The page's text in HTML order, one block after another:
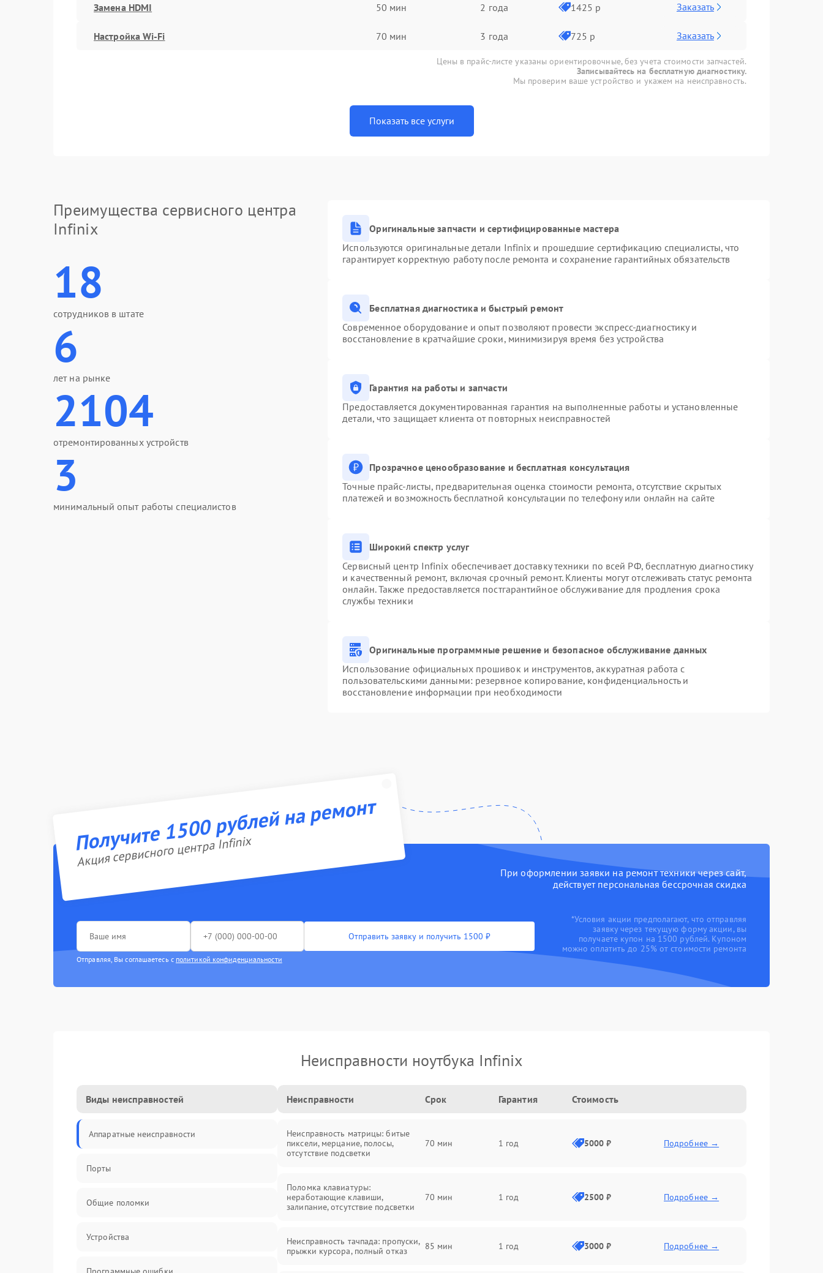
Замена HDMI 50 мин 2 года 1425 р Заказать
Настройка Wi-Fi 70 мин 3 года 725 р Заказать
Цены в прайс-листе указаны ориентировочные, без учета стоимости запчастей.
Записывайтесь на бесплатную диагностику.
Мы проверим ваше устройство и укажем на неисправность.
Показать все услуги
Преимущества сервисного центра
Infinix
18
сотрудников в штате
6
лет на рынке
2104
отремонтированных устройств
3
минимальный опыт работы специалистов
Оригинальные запчасти и сертифицированные мастера
Используются оригинальные детали Infinix и прошедшие сертификацию специалисты, что
гарантирует корректную работу после ремонта и сохранение гарантийных обязательств
Бесплатная диагностика и быстрый ремонт
Современное оборудование и опыт позволяют провести экспресс-диагностику и
восстановление в кратчайшие сроки, минимизируя время без устройства
Гарантия на работы и запчасти
Предоставляется документированная гарантия на выполненные работы и установленные
детали, что защищает клиента от повторных неисправностей
Прозрачное ценообразование и бесплатная консультация
Точные прайс-листы, предварительная оценка стоимости ремонта, отсутствие скрытых
платежей и возможность бесплатной консультации по телефону или онлайн на сайте
Широкий спектр услуг
Сервисный центр Infinix обеспечивает доставку техники по всей РФ, бесплатную диагностику
и качественный ремонт, включая срочный ремонт. Клиенты могут отслеживать статус ремонта
онлайн. Также предоставляется постгарантийное обслуживание для продления срока
службы техники
Оригинальные программные решение и безопасное обслуживание данных
Использование официальных прошивок и инструментов, аккуратная работа с
пользовательскими данными: резервное копирование, конфиденциальность и
восстановление информации при необходимости
Получите 1500 рублей на ремонт
Акция сервисного центра Infinix
При оформлении заявки на ремонт техники через сайт,
действует персональная бессрочная скидка
Отправить заявку и получить 1500 ₽
Отправляя, Вы соглашаетесь с политикой конфиденциальности
*Условия акции предполагают, что отправляя
заявку через текущую форму акции, вы
получаете купон на 1500 рублей. Купоном
можно оплатить до 25% от стоимости ремонта
Неисправности ноутбука Infinix
Виды неисправностей
Аппаратные неисправности
Порты
Общие поломки
Устройства
Неисправности Срок Гарантия Стоимость
Неисправность матрицы: битые
пиксели, мерцание, полосы,
отсутствие подсветки
70 мин 1 год 5000 ₽ Подробнее →
Поломка клавиатуры:
неработающие клавиши,
залипание, отсутствие подсветки
70 мин 1 год 2500 ₽ Подробнее →
Неисправность тачпада: пропуски,
прыжки курсора, полный отказ
85 мин 1 год 3000 ₽ Подробнее →